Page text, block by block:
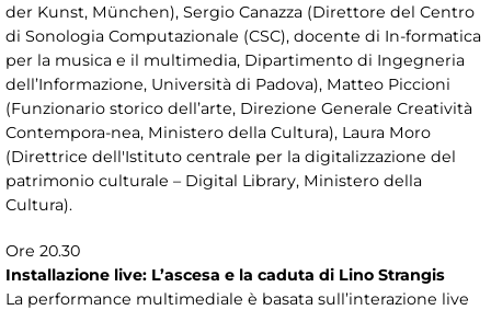
der Kunst, München), Sergio Canazza (Direttore del Centro
di Sonologia Computazionale (CSC), docente di In-formatica
per la musica e il multimedia, Dipartimento di Ingegneria
dell’Informazione, Università di Padova), Matteo Piccioni
(Funzionario storico dell’arte, Direzione Generale Creatività
Contempora-nea, Ministero della Cultura), Laura Moro
(Direttrice dell'Istituto centrale per la digitalizzazione del
patrimonio culturale – Digital Library, Ministero della
Cultura).
Ore 20.30
Installazione live: L’ascesa e la caduta di Lino Strangis
La performance multimediale è basata sull’interazione live